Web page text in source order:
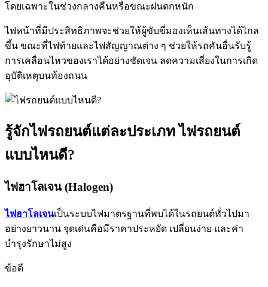
โดยเฉพาะในช่วงกลางคืนหรือขณะฝนตกหนัก
ไฟหน้าที่มีประสิทธิภาพจะช่วยให้ผู้ขับขี่มองเห็นเส้นทางได้ไกล
ขึ้น ขณะที่ไฟท้ายและไฟสัญญาณต่าง ๆ ช่วยให้รถคันอื่นรับรู้
การเคลื่อนไหวของเราได้อย่างชัดเจน ลดความเสี่ยงในการเกิด
อุบัติเหตุบนท้องถนน
รู้จักไฟรถยนต์แต่ละประเภท ไฟรถยนต์
แบบไหนดี?
ไฟฮาโลเจน (Halogen)
ไฟฮาโลเจนเป็นระบบไฟมาตรฐานที่พบได้ในรถยนต์ทั่วไปมา
อย่างยาวนาน จุดเด่นคือมีราคาประหยัด เปลี่ยนง่าย และค่า
บำรุงรักษาไม่สูง
ข้อดี